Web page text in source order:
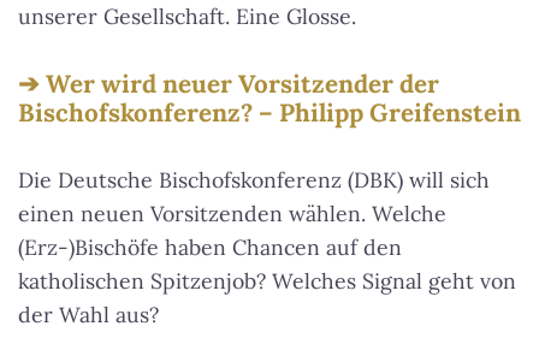
unserer Gesellschaft. Eine Glosse.
Wer wird neuer Vorsitzender der
Bischofskonferenz? – Philipp Greifenstein
Die Deutsche Bischofskonferenz (DBK) will sich
einen neuen Vorsitzenden wählen. Welche
(Erz-)Bischöfe haben Chancen auf den
katholischen Spitzenjob? Welches Signal geht von
der Wahl aus?